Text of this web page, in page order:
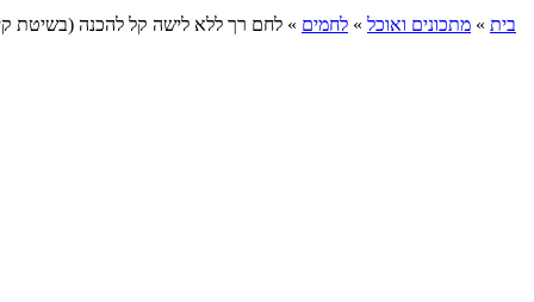
בית » מתכונים ואוכל » לחמים » לחם רך ללא לישה קל להכנה (בשיטת